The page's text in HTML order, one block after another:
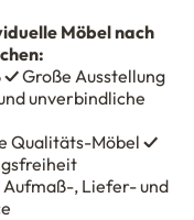
Möbel nach
✓Große Ausstellung
unverbindliche
Qualitäts-Möbel✓
Aufmaß-, Liefer- und